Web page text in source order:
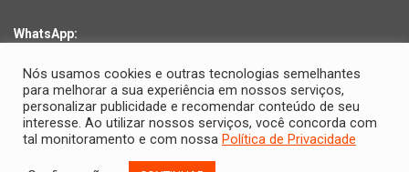
WhatsApp:
Copyright © 2026 Jornal Digital da Região Oeste | Desenvolvido
Nós usamos cookies e outras tecnologias semelhantes
para melhorar a sua experiência em nossos serviços,
personalizar publicidade e recomendar conteúdo de seu
interesse. Ao utilizar nossos serviços, você concorda com
tal monitoramento e com nossa Política de Privacidade